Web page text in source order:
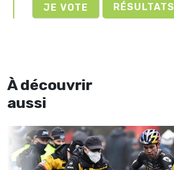
RÉSULTATS
À découvrir
aussi